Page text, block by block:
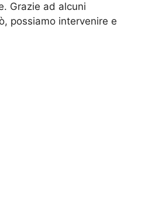
Grazie ad alcuni
possiamo intervenire e